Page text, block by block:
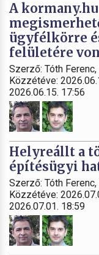
A
ügyfélkörre
felületére
Szerző: Tóth
Közzétéve:
2026.06.15. 17:56
Helyreállt a
építésügyi
Szerző: Tóth
Közzétéve:
2026.07.01. 18:59